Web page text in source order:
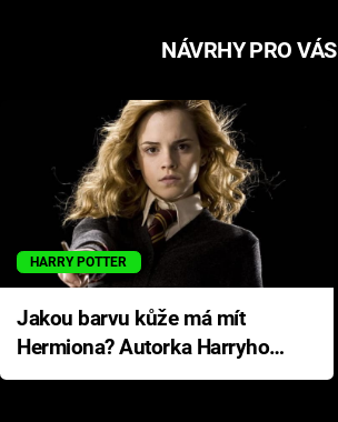
NÁVRHY PRO VÁS
HARRY POTTER
Jakou barvu kůže má mít
Hermiona? Autorka Harryho
Pottera přišla s ráznou